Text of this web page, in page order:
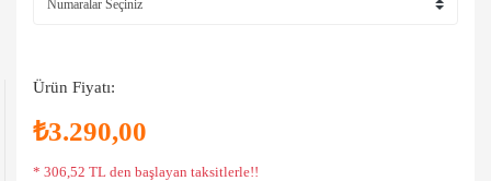
Ürün Fiyatı:
₺3.290,00
* 306,52 TL den başlayan taksitlerle!!